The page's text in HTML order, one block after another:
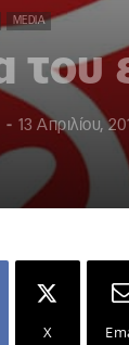
MEDIA
του
- 13 Απριλίου,
X